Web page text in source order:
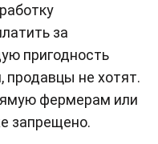
за
пригодность
продавцы не хотят.
фермерам или
запрещено.